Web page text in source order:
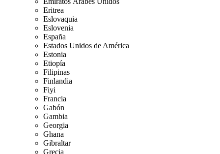
Eritrea
Eslovaquia
Eslovenia
España
Estados Unidos de América
Estonia
Etiopía
Filipinas
Finlandia
Fiyi
Francia
Gabón
Gambia
Georgia
Ghana
Gibraltar
Grecia